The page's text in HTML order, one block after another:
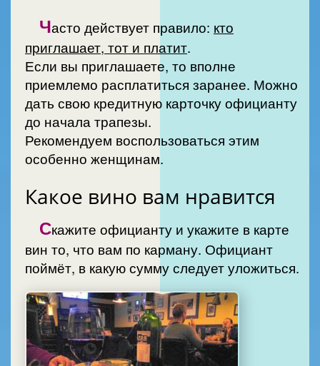
Часто действует правило: кто
приглашает, тот и платит.
Если вы приглашаете, то вполне
приемлемо расплатиться заранее. Можно
дать свою кредитную карточку официанту
до начала трапезы.
Рекомендуем воспользоваться этим
особенно женщинам.
Какое вино вам нравится
Скажите официанту и укажите в карте
вин то, что вам по карману. Официант
поймёт, в какую сумму следует уложиться.